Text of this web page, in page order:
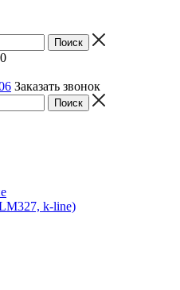
Заказать звонок
k-line)